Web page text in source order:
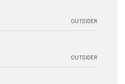
OUTSIDER
OUTSIDER